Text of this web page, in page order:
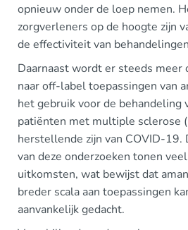
opnieuw onder de loep nemen.
zorgverleners op de hoogte zijn
de effectiviteit van
Daarnaast wordt er steeds meer
naar off-label toepassingen van
het gebruik voor de behandeling
patiënten met multiple sclerose
herstellende zijn van COVID-
van deze onderzoeken tonen
uitkomsten, wat bewijst dat
breder scala aan toepassingen
aanvankelijk gedacht.